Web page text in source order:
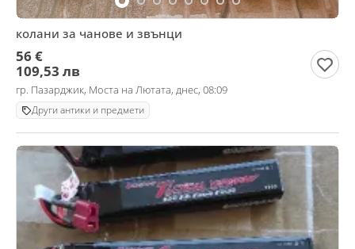
колани за чанове и звънци
56 €
109,53 лв
гр. Пазарджик, Моста на Лютата, днес, 08:09
Други антики и предмети